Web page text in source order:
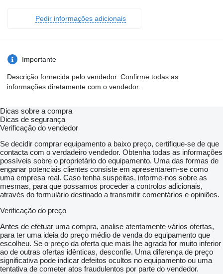
Pedir informações adicionais
Importante
Descrição fornecida pelo vendedor. Confirme todas as
informações diretamente com o vendedor.
Dicas sobre a compra
Dicas de segurança
Verificação do vendedor
Se decidir comprar equipamento a baixo preço, certifique-se de que
contacta com o verdadeiro vendedor. Obtenha todas as informações
possíveis sobre o proprietário do equipamento. Uma das formas de
enganar potenciais clientes consiste em apresentarem-se como
uma empresa real. Caso tenha suspeitas, informe-nos sobre as
mesmas, para que possamos proceder a controlos adicionais,
através do formulário destinado a transmitir comentários e opiniões.
Verificação do preço
Antes de efetuar uma compra, analise atentamente vários ofertas,
para ter uma ideia do preço médio de venda do equipamento que
escolheu. Se o preço da oferta que mais lhe agrada for muito inferior
ao de outras ofertas idênticas, desconfie. Uma diferença de preço
significativa pode indicar defeitos ocultos no equipamento ou uma
tentativa de cometer atos fraudulentos por parte do vendedor.